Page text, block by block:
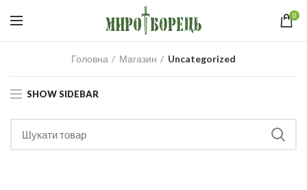
0
Головна Магазин Uncategorized
SHOW SIDEBAR